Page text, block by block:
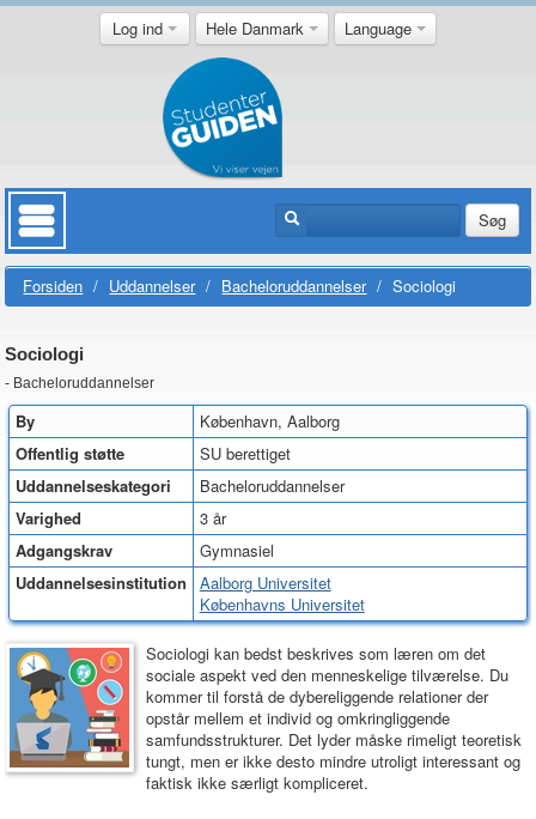
Log ind Hele Danmark Language
Søg
Forsiden / Uddannelser / Bacheloruddannelser / Sociologi
Sociologi
- Bacheloruddannelser
By
København, Aalborg
Offentlig støtte
SU berettiget
Uddannelseskategori
Bacheloruddannelser
Varighed
3 år
Adgangskrav
Gymnasiel
Uddannelsesinstitution
Aalborg Universitet
Københavns Universitet
Sociologi kan bedst beskrives som læren om det
sociale aspekt ved den menneskelige tilværelse. Du
kommer til forstå de dybereliggende relationer der
opstår mellem et individ og omkringliggende
samfundsstrukturer. Det lyder måske rimeligt teoretisk
tungt, men er ikke desto mindre utroligt interessant og
faktisk ikke særligt kompliceret.